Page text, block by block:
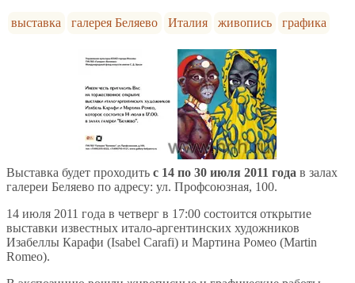
выставка галерея Беляево Италия живопись графика
Выставка будет проходить с 14 по 30 июля 2011 года в залах
галереи Беляево по адресу: ул. Профсоюзная, 100.
14 июля 2011 года в четверг в 17:00 состоится открытие
выставки известных итало-аргентинских художников
Изабеллы Карафи (Isabel Carafi) и Мартина Ромео (Martin
Romeo).